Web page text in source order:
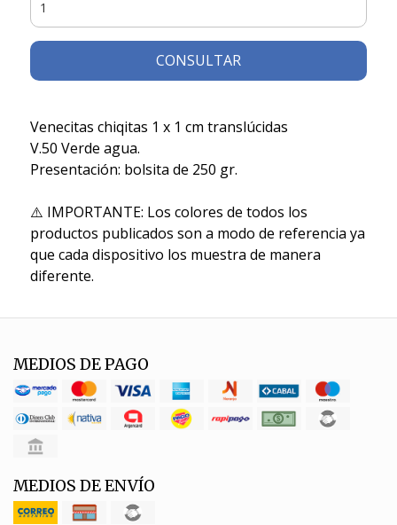
CONSULTAR
Venecitas chiqitas 1 x 1 cm translúcidas
V.50 Verde agua.
Presentación: bolsita de 250 gr.
⚠️ IMPORTANTE: Los colores de todos los
productos publicados son a modo de referencia ya
que cada dispositivo los muestra de manera
diferente.
MEDIOS DE PAGO
MEDIOS DE ENVÍO